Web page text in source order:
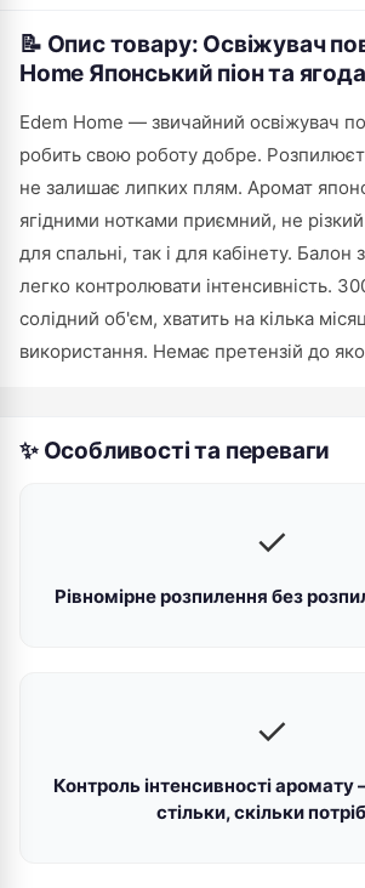
📝 Опис товару: Освіжувач
Home Японський піон та
Edem Home — звичайний освіжувач
робить свою роботу добре.
не залишає липких плям. Аромат
ягідними нотками приємний, не
для спальні, так і для кабінету. Балон
легко контролювати інтенсивність.
солідний об'єм, хватить на кілька
використання. Немає претензій до
✨ Особливості та переваги
✓
Рівномірне розпилення без
✓
Контроль інтенсивності
стільки, скільки